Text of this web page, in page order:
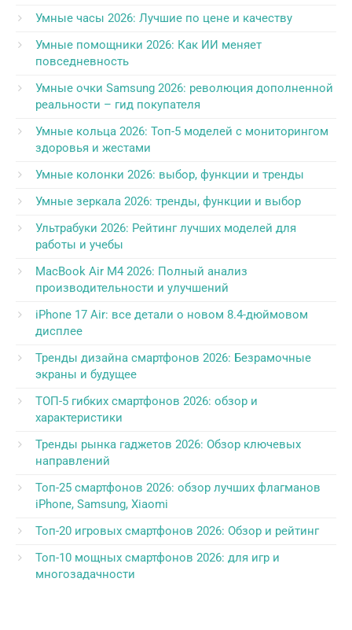
Умные часы 2026: Лучшие по цене и качеству
Умные помощники 2026: Как ИИ меняет
повседневность
Умные очки Samsung 2026: революция дополненной
реальности – гид покупателя
Умные кольца 2026: Топ-5 моделей с мониторингом
здоровья и жестами
Умные колонки 2026: выбор, функции и тренды
Умные зеркала 2026: тренды, функции и выбор
Ультрабуки 2026: Рейтинг лучших моделей для
работы и учебы
MacBook Air M4 2026: Полный анализ
производительности и улучшений
iPhone 17 Air: все детали о новом 8.4-дюймовом
дисплее
Тренды дизайна смартфонов 2026: Безрамочные
экраны и будущее
ТОП-5 гибких смартфонов 2026: обзор и
характеристики
Тренды рынка гаджетов 2026: Обзор ключевых
направлений
Топ-25 смартфонов 2026: обзор лучших флагманов
iPhone, Samsung, Xiaomi
Топ-20 игровых смартфонов 2026: Обзор и рейтинг
Топ-10 мощных смартфонов 2026: для игр и
многозадачности